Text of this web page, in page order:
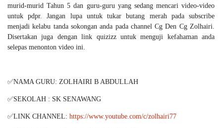
murid-murid Tahun 5 dan guru-guru yang sedang mencari video-video
untuk pdpr. Jangan lupa untuk tukar butang merah pada subscribe
menjadi kelabu tanda sokongan anda pada channel Cg Den Cg Zolhairi.
Disertakan juga dengan link quizizz untuk menguji kefahaman anda
selepas menonton video ini.
✅NAMA GURU: ZOLHAIRI B ABDULLAH
✅SEKOLAH : SK SENAWANG
✅LINK CHANNEL: https://www.youtube.com/c/zolhairi77